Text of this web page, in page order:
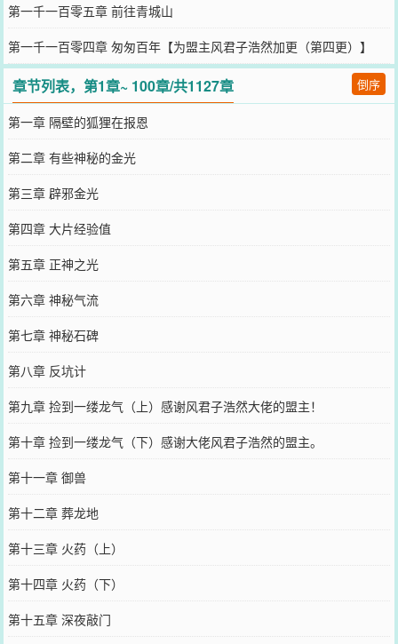
第一千一百零五章 前往青城山
第一千一百零四章 匆匆百年【为盟主风君子浩然加更（第四更）】
章节列表，第1章~ 100章/共1127章 倒序
第一章 隔壁的狐狸在报恩
第二章 有些神秘的金光
第三章 辟邪金光
第四章 大片经验值
第五章 正神之光
第六章 神秘气流
第七章 神秘石碑
第八章 反坑计
第九章 捡到一缕龙气（上）感谢风君子浩然大佬的盟主！
第十章 捡到一缕龙气（下）感谢大佬风君子浩然的盟主。
第十一章 御兽
第十二章 葬龙地
第十三章 火药（上）
第十四章 火药（下）
第十五章 深夜敲门